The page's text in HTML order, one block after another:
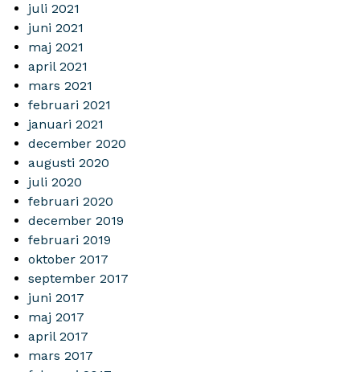
juli 2021
juni 2021
maj 2021
april 2021
mars 2021
februari 2021
januari 2021
december 2020
augusti 2020
juli 2020
februari 2020
december 2019
februari 2019
oktober 2017
september 2017
juni 2017
maj 2017
april 2017
mars 2017